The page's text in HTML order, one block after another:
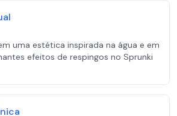
uma estética inspirada na água e em
efeitos de respingos no Sprunki